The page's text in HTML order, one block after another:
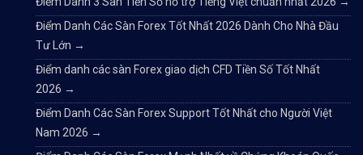
Điểm Danh Các Sàn Forex Tốt Nhất 2026 Dành Cho Nhà Đầu
Tư Lớn →
Điểm danh các sàn Forex giao dịch CFD Tiền Số Tốt Nhất
2026 →
Điểm Danh Các Sàn Forex Support Tốt Nhất cho Người Việt
Nam 2026 →